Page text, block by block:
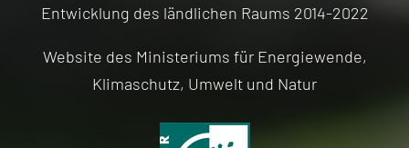
Entwicklung des ländlichen Raums 2014-2022
Website des Ministeriums für Energiewende,
Klimaschutz, Umwelt und Natur